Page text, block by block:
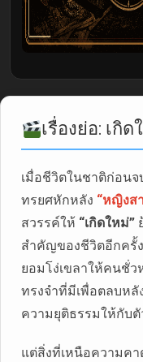
เรื่องย่อ: เกิ
เมื่อชีวิตในชาติก่อนจ
ทรยศหักหลัง “หญิงส
สวรรค์ให้ “เกิดใหม่”
สำคัญของชีวิตอีกครั้ง
ยอมโง่เขลาให้คนชั่ว
ทรงจำที่มีเพื่อตลบห
ความยุติธรรมให้กับตั
แต่สิ่งที่เหนือความค